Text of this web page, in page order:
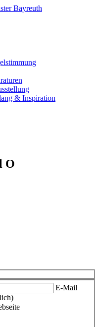
& Inspiration
O
E-Mail